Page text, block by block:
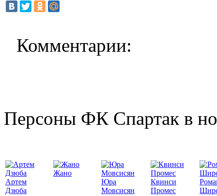
Комментарии:
Персоны ФК Спартак в
Артем
Дзюба
Жано
Юра
Мовсисян
Квинси
Промес